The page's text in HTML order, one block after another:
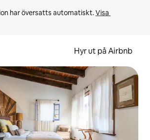
har översatts automatiskt. Visa
Hyr ut på Airbnb